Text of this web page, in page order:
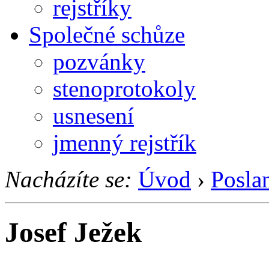
rejstříky
Společné schůze
pozvánky
stenoprotokoly
usnesení
jmenný rejstřík
Nacházíte se: Úvod ›
Josef Ježek